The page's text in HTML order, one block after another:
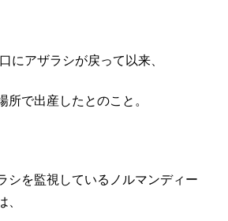
にアザラシが戻って以来、
所で出産したとのこと。
シを監視しているノルマンディー
、